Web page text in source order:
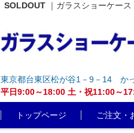
SOLDOUT ｜ガラスショーケー
東京都台東区松が谷1－9－14 か
平日9:00～18:00 土・祝11:00～
トップページ
ご注文・